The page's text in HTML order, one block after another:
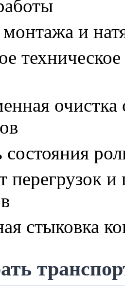
монтажа и
перегрузок
стыковка